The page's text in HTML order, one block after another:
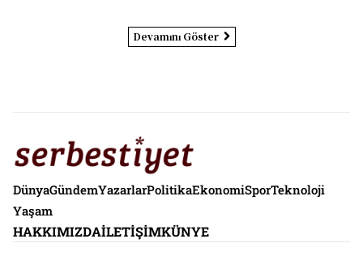
Devamını Göster
DünyaGündemYazarlarPolitikaEkonomiSporTeknoloji
Yaşam
HAKKIMIZDAİLETIŞIMKÜNYE